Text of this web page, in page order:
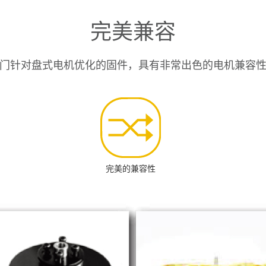
完美兼容
针对盘式电机优化的固件，具有非常出色的电机兼容
完美的兼容性